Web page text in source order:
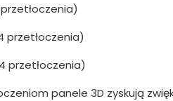
przetłoczenia)
przetłoczenia)
panele 3D zyskują